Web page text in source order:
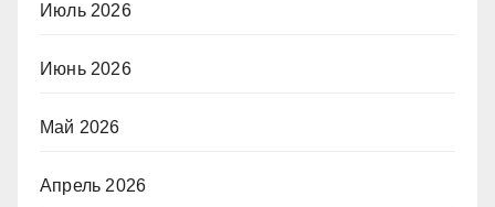
Июль 2026
Июнь 2026
Май 2026
Апрель 2026